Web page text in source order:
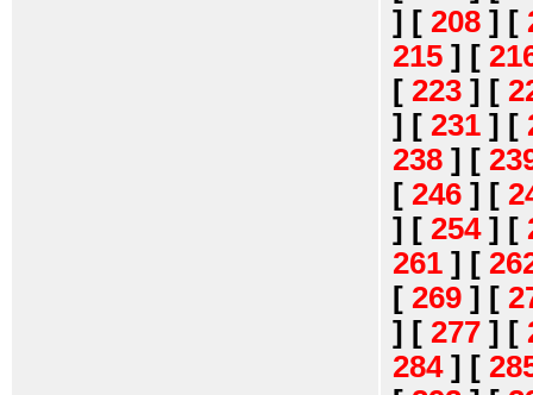
] [ 208 ] [
215 ] [
[ 223 ] [
] [ 231 ] [
238 ] [
[ 246 ] [
] [ 254] [
261 ] [
[ 269 ] [
] [ 277 ] [
284] [